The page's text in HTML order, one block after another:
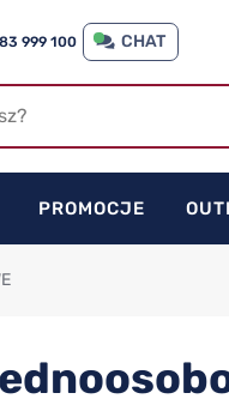
999 100 CHAT
PROMOCJE